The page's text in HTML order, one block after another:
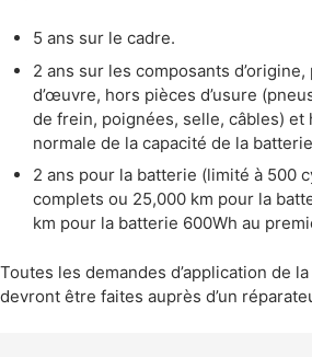
5 ans sur le cadre.
2 ans sur les composants
d’œuvre, hors pièces d’usure
de frein, poignées, selle, câbles) et
normale de la capacité de la
2 ans pour la batterie (limité à 500
complets ou 25,000 km pour la
km pour la batterie 600Wh au
Toutes les demandes d’application de
devront être faites auprès d’un